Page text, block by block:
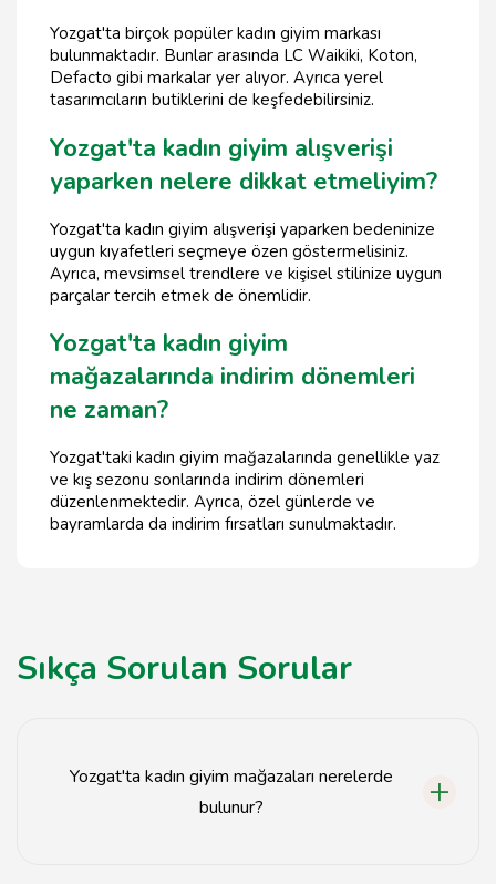
Yozgat'ta birçok popüler kadın giyim markası
bulunmaktadır. Bunlar arasında LC Waikiki, Koton,
Defacto gibi markalar yer alıyor. Ayrıca yerel
tasarımcıların butiklerini de keşfedebilirsiniz.
Yozgat'ta kadın giyim alışverişi
yaparken nelere dikkat etmeliyim?
Yozgat'ta kadın giyim alışverişi yaparken bedeninize
uygun kıyafetleri seçmeye özen göstermelisiniz.
Ayrıca, mevsimsel trendlere ve kişisel stilinize uygun
parçalar tercih etmek de önemlidir.
Yozgat'ta kadın giyim
mağazalarında indirim dönemleri
ne zaman?
Yozgat'taki kadın giyim mağazalarında genellikle yaz
ve kış sezonu sonlarında indirim dönemleri
düzenlenmektedir. Ayrıca, özel günlerde ve
bayramlarda da indirim fırsatları sunulmaktadır.
Sıkça Sorulan Sorular
Yozgat'ta kadın giyim mağazaları nerelerde
bulunur?